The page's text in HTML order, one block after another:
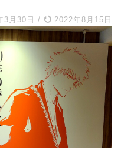
3月30日 / 2022年8月15日